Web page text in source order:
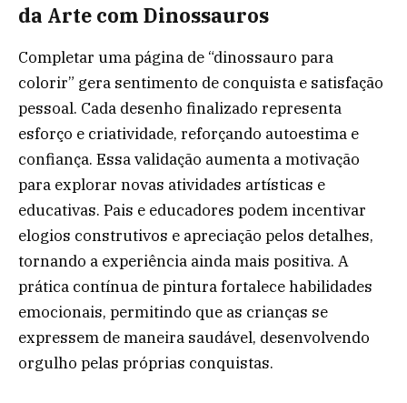
da Arte com Dinossauros
Completar uma página de “dinossauro para
colorir” gera sentimento de conquista e satisfação
pessoal. Cada desenho finalizado representa
esforço e criatividade, reforçando autoestima e
confiança. Essa validação aumenta a motivação
para explorar novas atividades artísticas e
educativas. Pais e educadores podem incentivar
elogios construtivos e apreciação pelos detalhes,
tornando a experiência ainda mais positiva. A
prática contínua de pintura fortalece habilidades
emocionais, permitindo que as crianças se
expressem de maneira saudável, desenvolvendo
orgulho pelas próprias conquistas.